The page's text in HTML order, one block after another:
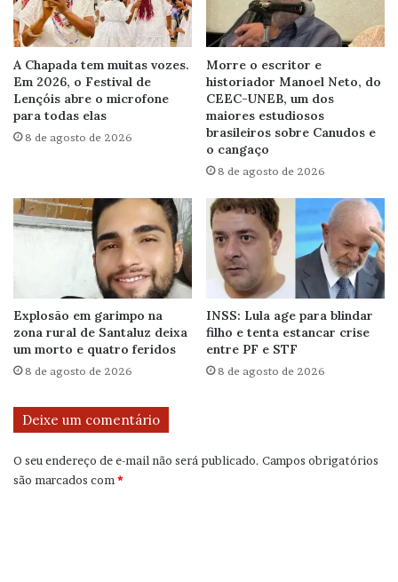
A Chapada tem muitas vozes.
Em 2026, o Festival de
Lençóis abre o microfone
para todas elas
8 de agosto de 2026
Morre o escritor e
historiador Manoel Neto, do
CEEC-UNEB, um dos
maiores estudiosos
brasileiros sobre Canudos e
o cangaço
8 de agosto de 2026
Explosão em garimpo na
zona rural de Santaluz deixa
um morto e quatro feridos
8 de agosto de 2026
INSS: Lula age para blindar
filho e tenta estancar crise
entre PF e STF
8 de agosto de 2026
Deixe um comentário
O seu endereço de e-mail não será publicado. Campos obrigatórios
são marcados com *